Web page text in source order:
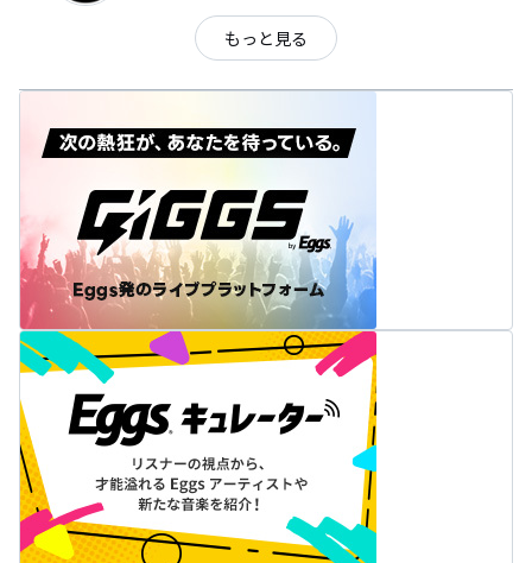
もっと見る